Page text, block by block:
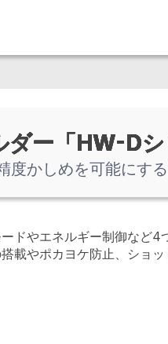
ー「HW-Dシ
度かしめを可能にす
ドやエネルギー制御など
載やポカヨケ防止、ショ